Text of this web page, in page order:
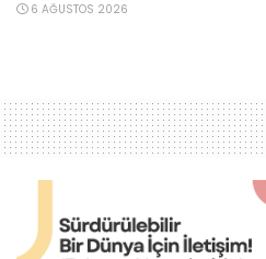
6 AĞUSTOS 2026